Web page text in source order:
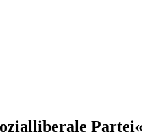
Partei«